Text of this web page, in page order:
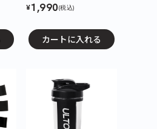
¥1,990(税込)
カートに入れる